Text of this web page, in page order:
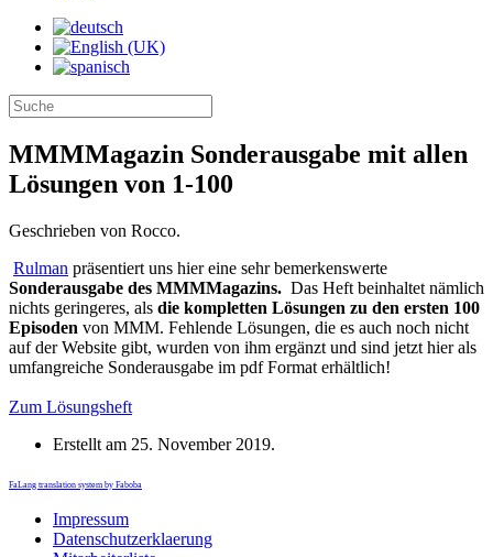
MMMMagazin Sonderausgabe mit allen
Lösungen von 1-100
Geschrieben von Rocco.
Rulman präsentiert uns hier eine sehr bemerkenswerte
Sonderausgabe des MMMMagazins. Das Heft beinhaltet nämlich
nichts geringeres, als die kompletten Lösungen zu den ersten 100
Episoden von MMM. Fehlende Lösungen, die es auch noch nicht
auf der Website gibt, wurden von ihm ergänzt und sind jetzt hier als
umfangreiche Sonderausgabe im pdf Format erhältlich!
Zum Lösungsheft
Erstellt am 25. November 2019.
FaLang translation system by Faboba
Impressum
Datenschutzerklaerung